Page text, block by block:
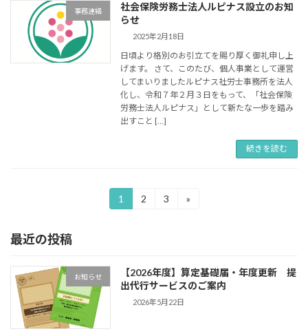
事務連絡
社会保険労務士法人ルピナス設立のお知
らせ
2025年2月18日
日頃より格別のお引立てを賜り厚く御礼申し上
げます。 さて、このたび、個人事業として運営
してまいりましたルピナス社労士事務所を法人
化し、令和７年２月３日をもって、「社会保険
労務士法人ルピナス」として新たな一歩を踏み
出すこと […]
続きを読む
の
ペ
ー
ジ
固
定
1
固
2
固
3 »
最近の投稿
お知らせ
【2026年度】算定基礎届・年度更新 提
出代行サービスのご案内
2026年5月22日